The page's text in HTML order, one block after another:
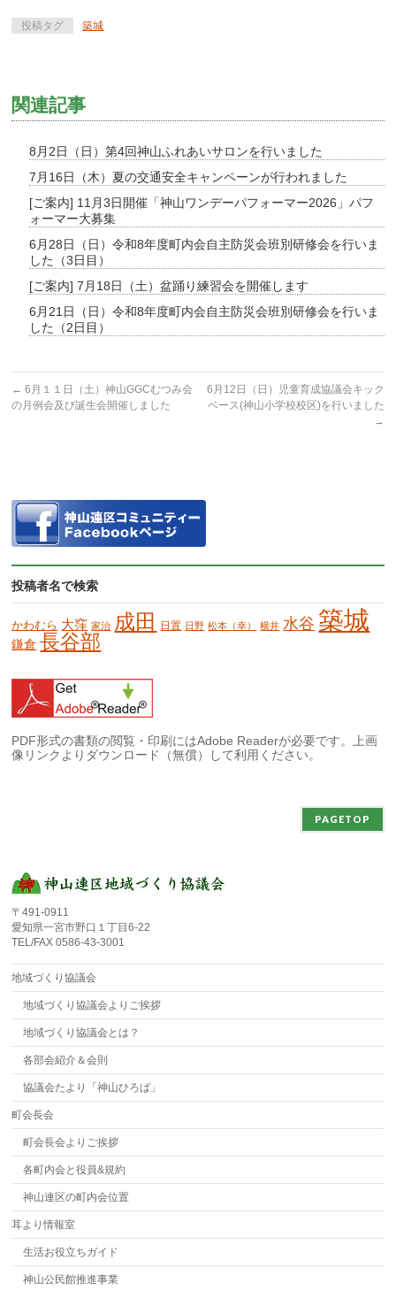
投稿タグ 築城
関連記事
8月2日（日）第4回神山ふれあいサロンを行いました
7月16日（木）夏の交通安全キャンペーンが行われました
[ご案内] 11月3日開催「神山ワンデーパフォーマー2026」パフ
ォーマー大募集
6月28日（日）令和8年度町内会自主防災会班別研修会を行いま
した（3日目）
[ご案内] 7月18日（土）盆踊り練習会を開催します
6月21日（日）令和8年度町内会自主防災会班別研修会を行いま
した（2日目）
← 6月１１日（土）神山GGCむつみ会
の月例会及び誕生会開催しました
6月12日（日）児童育成協議会キック
ベース(神山小学校校区)を行いました
→
投稿者名で検索
かわむら 大窪 家治 成田 日置 日野 松本（幸） 横井 水谷 築城
鎌倉 長谷部
PDF形式の書類の閲覧・印刷にはAdobe Readerが必要です。上画
像リンクよりダウンロード（無償）して利用ください。
PAGETOP
〒491-0911
愛知県一宮市野口１丁目6-22
TEL/FAX 0586-43-3001
地域づくり協議会
地域づくり協議会よりご挨拶
地域づくり協議会とは？
各部会紹介＆会則
協議会たより「神山ひろば」
町会長会
町会長会よりご挨拶
各町内会と役員&規約
神山連区の町内会位置
耳より情報室
生活お役立ちガイド
神山公民館推進事業